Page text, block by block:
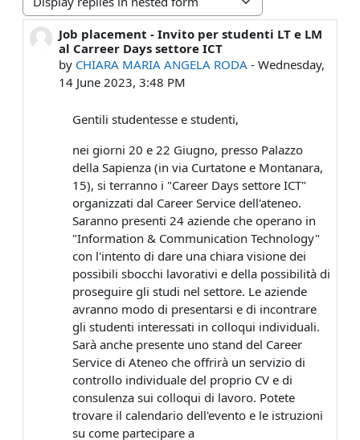
Display mode
Job placement - Invito per studenti LT e LM
al Carreer Days settore ICT
by CHIARA MARIA ANGELA RODA -Wednesday,
14 June 2023, 3:48 PM
Number of replies: 0
Gentili studentesse e studenti,
nei giorni 20 e 22 Giugno, presso Palazzo
della Sapienza (in via Curtatone e Montanara,
15), si terranno i "Career Days settore ICT"
organizzati dal Career Service dell'ateneo.
Saranno presenti 24 aziende che operano in
"Information & Communication Technology"
con l'intento di dare una chiara visione dei
possibili sbocchi lavorativi e della possibilità di
proseguire gli studi nel settore. Le aziende
avranno modo di presentarsi e di incontrare
gli studenti interessati in colloqui individuali.
Sarà anche presente uno stand del Career
Service di Ateneo che offrirà un servizio di
controllo individuale del proprio CV e di
consulenza sui colloqui di lavoro. Potete
trovare il calendario dell'evento e le istruzioni
su come partecipare a